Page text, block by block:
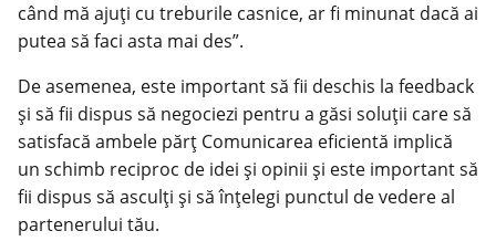
când mă ajuți cu treburile casnice, ar fi minunat dacă ai
putea să faci asta mai des”.
De asemenea, este important să fii deschis la feedback
și să fii dispus să negociezi pentru a găsi soluții care să
satisfacă ambele părț Comunicarea eficientă implică
un schimb reciproc de idei și opinii și este important să
fii dispus să asculți și să înțelegi punctul de vedere al
partenerului tău.